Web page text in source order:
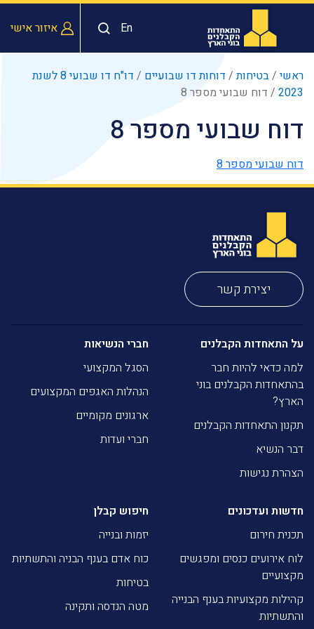
En איזור אישי
ראשי /בטיחות/ דוחות דו שבועיים /
דו"ח דו שבועי 8 לשנת
2023
/ דוח שבועי מספר 8
דוח שבועי מספר 8
דוח שבועי מספר 8
יצירת קשר
על התאחדות הקבלנים
למה כדאי להיות חבר
בהתאחדות הקבלנים בוני
הארץ?
תקנון התאחדות הקבלנים
דבר הנשיא
הצהרת נגישות
חברי הנשיאות
הסגל המקצועי
הנהלות האגפים המקצועים
ארגונים מקומיים
חברי ועדות
חדשות ועדכונים
תכנית חירום
לוח אירועים כנסים ומפגשים
מקצועיים
קהילות מקצועיות בענף הבנייה
והתשתיות
חיפוש קבלן
יזמות ובנייה
כוח אדם בענף הבניה והתשתיות
בטיחות
מטה הנדסה ותקינה